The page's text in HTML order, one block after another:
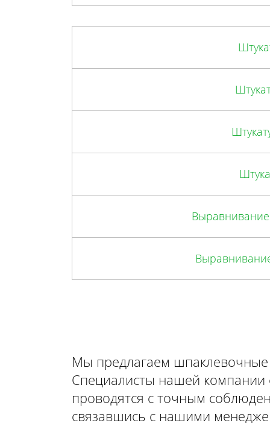
Выравнивание
Мы предлагаем шпаклевочные
Специалисты нашей компании
проводятся с точным
связавшись с нашими